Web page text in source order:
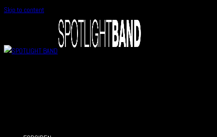
Skip to content